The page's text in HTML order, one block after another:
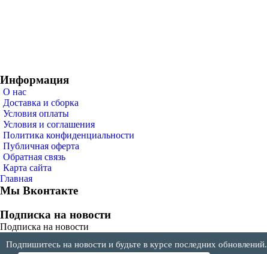
Информация
О нас
Доставка и сборка
Условия оплаты
Условия и соглашения
Политика конфиденциальности
Публичная оферта
Обратная связь
Карта сайта
Главная
Мы Вконтакте
Подписка на новости
Подписка на новости
Подпишитесь на новости и будьте в курсе последних обновлений.